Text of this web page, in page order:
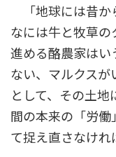
「地球には昔か
なには牛と牧草の
進める酪農家はい
ない、マルクスが
として、その土
間の本来の「労働
て捉え直さなけれ